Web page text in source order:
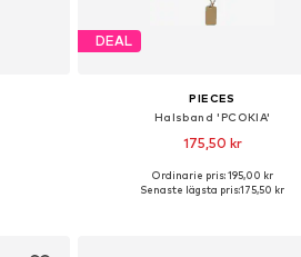
DEAL
PIECES
Halsband 'PCOKIA'
175,50 kr
Tillgängliga storlekar: One Size
Ordinarie pris: 195,00 kr
Senaste lägsta pris:175,50 kr